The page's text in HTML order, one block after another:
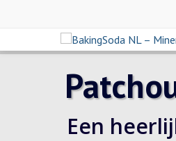
Een